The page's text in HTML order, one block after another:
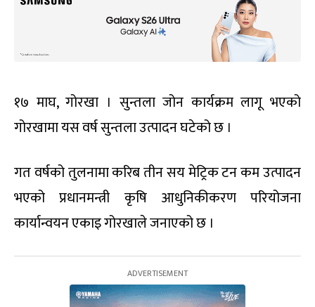
१७ माघ, गोरखा । सुन्तला जोन कार्यक्रम लागू भएको
गोरखामा यस वर्ष सुन्तला उत्पादन घटेको छ ।
गत वर्षको तुलनामा करिब तीन सय मेट्रिक टन कम उत्पादन
भएको प्रधानमन्त्री कृषि आधुनिकीकरण परियोजना
कार्यान्वयन एकाइ गोरखाले जनाएको छ ।